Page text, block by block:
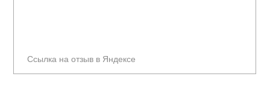
Ссылка на отзыв в Яндексе